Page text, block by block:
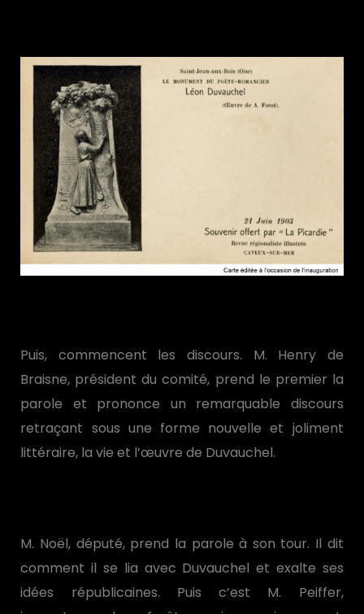
Puis, commencent les discours. M. Henry de
Braisne, président du comité, prend le premier la
parole et prononce un remarquable discours
retraçant sous une forme nouvelle et joliment
littéraire, la vie et l’œuvre de Duvauchel.
M. Noël, député, prend la parole à son tour. Il dit
comment il se lia avec Duvauchel et exalte ses
idées républicaines. Puis c’est M. Peiffer,